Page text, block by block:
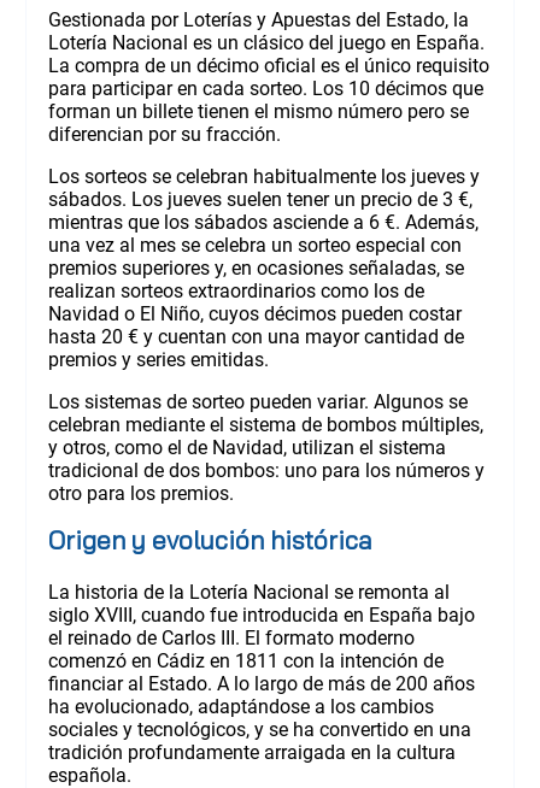
Gestionada por Loterías y Apuestas del Estado, la
Lotería Nacional es un clásico del juego en España.
La compra de un décimo oficial es el único requisito
para participar en cada sorteo. Los 10 décimos que
forman un billete tienen el mismo número pero se
diferencian por su fracción.
Los sorteos se celebran habitualmente los jueves y
sábados. Los jueves suelen tener un precio de 3 €,
mientras que los sábados asciende a 6 €. Además,
una vez al mes se celebra un sorteo especial con
premios superiores y, en ocasiones señaladas, se
realizan sorteos extraordinarios como los de
Navidad o El Niño, cuyos décimos pueden costar
hasta 20 € y cuentan con una mayor cantidad de
premios y series emitidas.
Los sistemas de sorteo pueden variar. Algunos se
celebran mediante el sistema de bombos múltiples,
y otros, como el de Navidad, utilizan el sistema
tradicional de dos bombos: uno para los números y
otro para los premios.
Origen y evolución histórica
La historia de la Lotería Nacional se remonta al
siglo XVIII, cuando fue introducida en España bajo
el reinado de Carlos III. El formato moderno
comenzó en Cádiz en 1811 con la intención de
financiar al Estado. A lo largo de más de 200 años
ha evolucionado, adaptándose a los cambios
sociales y tecnológicos, y se ha convertido en una
tradición profundamente arraigada en la cultura
española.